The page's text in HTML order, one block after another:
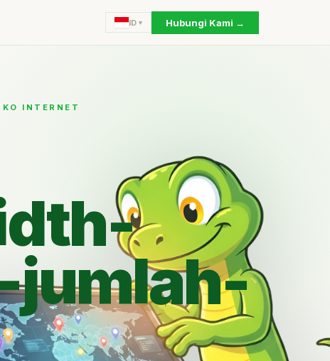
ID Hubungi Kami →
INTERNET
jumlah-